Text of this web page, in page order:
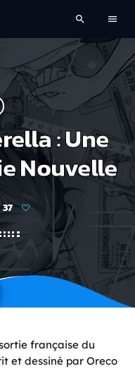
search menu
: Une
Nouvelle
37
française du
et dessiné par Oreco